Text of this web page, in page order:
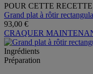
POUR CETTE
Grand plat à rôtir
93,00 €
CRAQUER
Ingrédients
Préparation